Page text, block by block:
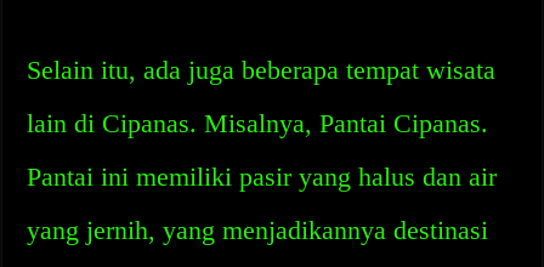
Selain itu, ada juga beberapa tempat wisata
lain di Cipanas. Misalnya, Pantai Cipanas.
Pantai ini memiliki pasir yang halus dan air
yang jernih, yang menjadikannya destinasi